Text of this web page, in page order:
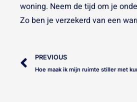
woning. Neem de tijd om je
Zo ben je verzekerd van een
Prev
PREVIOUS
Hoe maak ik mijn ruimte stiller met